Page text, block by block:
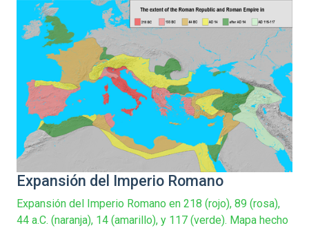
Expansión del Imperio Romano
Expansión del Imperio Romano en 218 (rojo), 89 (rosa),
44 a.C. (naranja), 14 (amarillo), y 117 (verde). Mapa hecho